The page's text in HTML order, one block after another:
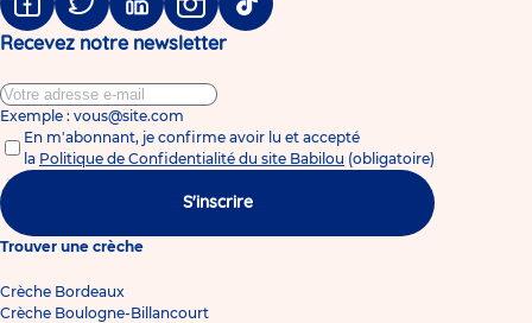
FacebookTwitter LinkedinInstagramTiktok
Recevez notre newsletter
Exemple : vous@site.com
En m'abonnant, je confirme avoir lu et accepté
la Politique de Confidentialité du site Babilou (obligatoire)
S'inscrire
Trouver une crèche
Crèche Bordeaux
Crèche Boulogne-Billancourt